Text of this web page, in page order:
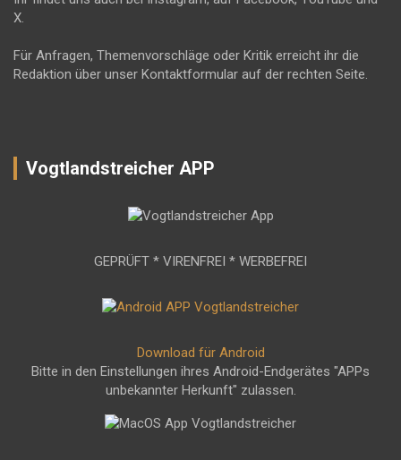
X.
Für Anfragen, Themenvorschläge oder Kritik erreicht ihr die
Redaktion über unser Kontaktformular auf der rechten Seite.
Vogtlandstreicher APP
GEPRÜFT * VIRENFREI * WERBEFREI
Download für Android
Bitte in den Einstellungen ihres Android-Endgerätes "APPs
unbekannter Herkunft" zulassen.